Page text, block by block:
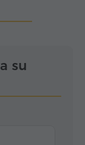
su